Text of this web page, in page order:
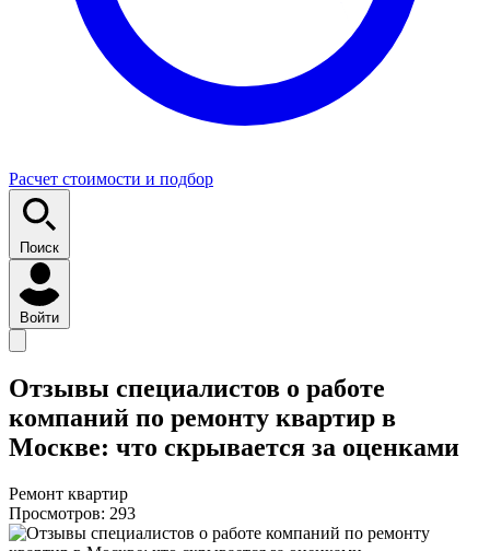
Расчет стоимости и подбор
Поиск
Войти
Отзывы специалистов о работе
компаний по ремонту квартир в
Москве: что скрывается за оценками
Ремонт квартир
Просмотров: 293